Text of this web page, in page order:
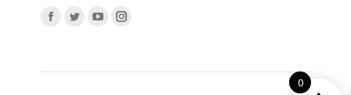
Facebook
opens
Twitter
opens
YouTube
opens
Instagram
opens
0